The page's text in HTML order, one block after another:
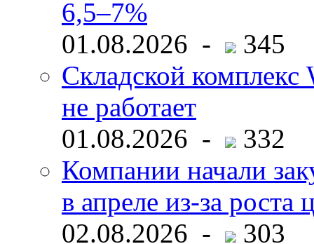
6,5–7%
01.08.2026 -
345
Складской комплекс
не работает
01.08.2026 -
332
Компании начали
в апреле из-за роста
02.08.2026 -
303